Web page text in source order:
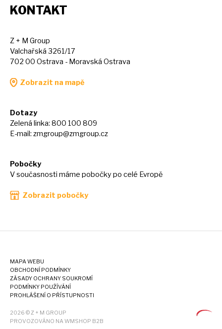
KONTAKT
Z + M Group
Valchařská 3261/17
702 00 Ostrava - Moravská Ostrava
Zobrazit na mapě
Dotazy
Zelená linka: 800 100 809
E-mail: zmgroup@zmgroup.cz
Pobočky
V současnosti máme pobočky po celé Evropě
Zobrazit pobočky
MAPA WEBU
OBCHODNÍ PODMÍNKY
ZÁSADY OCHRANY SOUKROMÍ
PODMÍNKY POUŽÍVÁNÍ
PROHLÁŠENÍ O PŘÍSTUPNOSTI
2026 © Z + M GROUP
PROVOZOVÁNO NA WMSHOP B2B